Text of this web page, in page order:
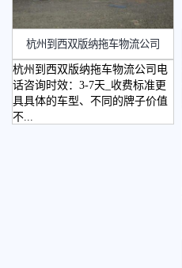
杭州到西双版纳拖车物流公司
杭州到西双版纳拖车物流公司电
话咨询时效：3-7天_收费标准更
具具体的车型、不同的牌子价值
不...